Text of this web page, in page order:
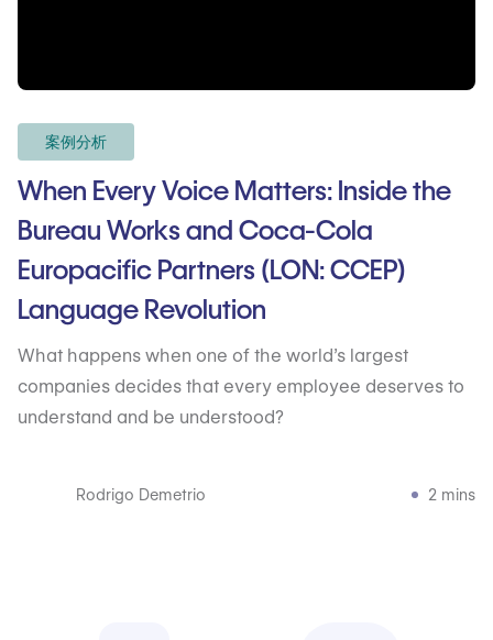
案例分析
When Every Voice Matters: Inside the
Bureau Works and Coca-Cola
Europacific Partners (LON: CCEP)
Language Revolution
What happens when one of the world’s largest
companies decides that every employee deserves to
understand and be understood?
Rodrigo Demetrio 2 mins